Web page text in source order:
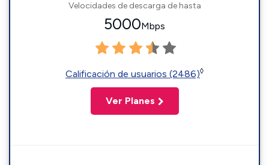
Velocidades de descarga de hasta
5000Mbps
Calificación de usuarios (2486)◊
Ver Planes